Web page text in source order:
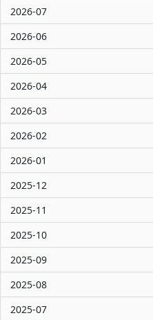
2026-07
2026-06
2026-05
2026-04
2026-03
2026-02
2026-01
2025-12
2025-11
2025-10
2025-09
2025-08
2025-07